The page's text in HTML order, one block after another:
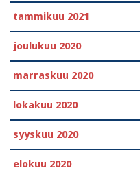
tammikuu 2021
joulukuu 2020
marraskuu 2020
lokakuu 2020
syyskuu 2020
elokuu 2020